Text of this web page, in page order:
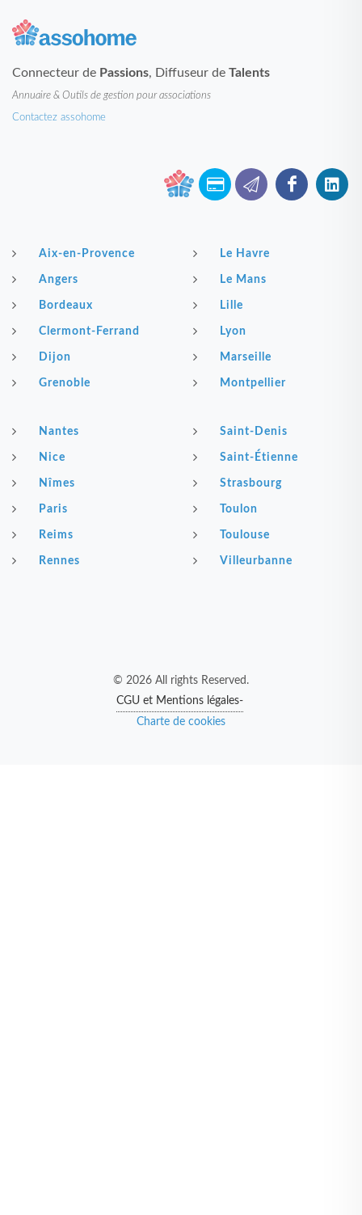
Connecteur de Passions, Diffuseur de Talents
Annuaire & Outils de gestion pour associations
Contactez assohome
Aix-en-Provence
Angers
Bordeaux
Clermont-Ferrand
Dijon
Grenoble
Le Havre
Le Mans
Lille
Lyon
Marseille
Montpellier
Nantes
Nice
Nîmes
Paris
Reims
Rennes
Saint-Denis
Saint-Étienne
Strasbourg
Toulon
Toulouse
Villeurbanne
© 2026 All rights Reserved.
CGU et Mentions légales-
Charte de cookies